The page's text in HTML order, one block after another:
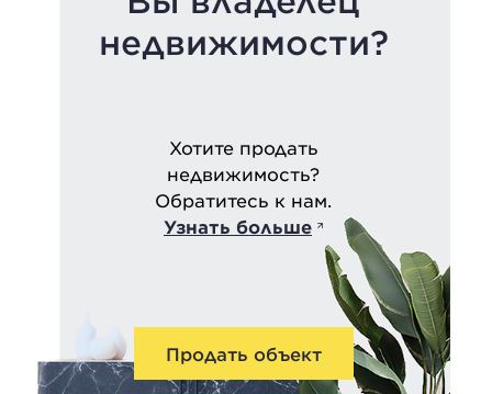
недвижимости?
Хотите продать
недвижимость?
Обратитесь к нам.
Узнать больше
Продать объект